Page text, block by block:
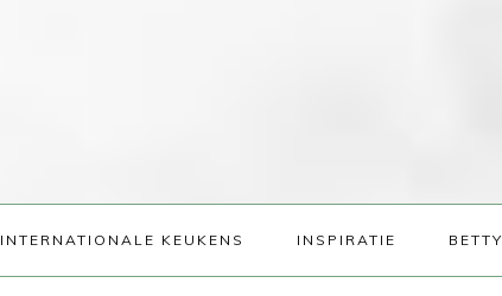
INTERNATIONALE KEUKENS INSPIRATIE BETTY